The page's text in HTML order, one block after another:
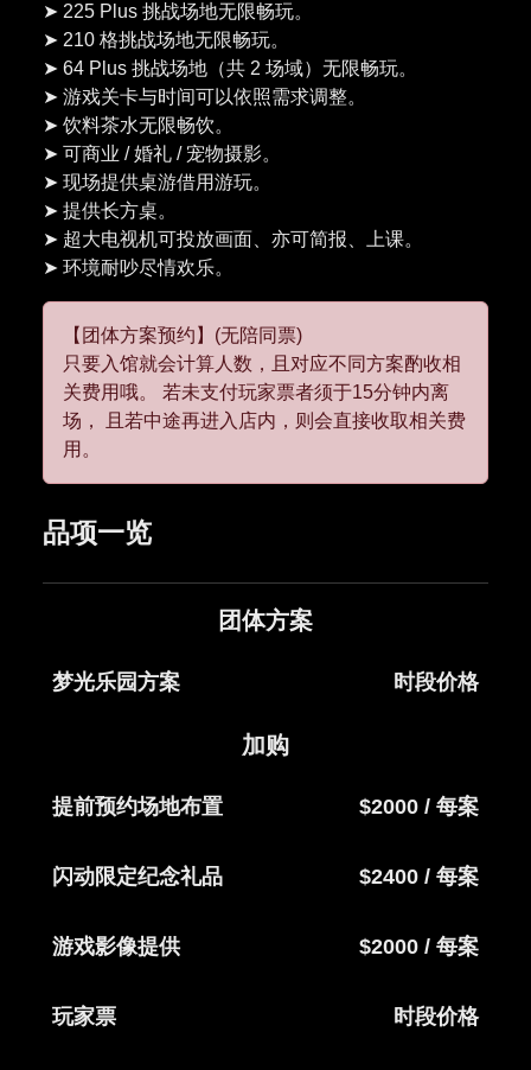
➤ 225 Plus 挑战场地无限畅玩。
➤ 210 格挑战场地无限畅玩。
➤ 64 Plus 挑战场地（共 2 场域）无限畅玩。
➤ 游戏关卡与时间可以依照需求调整。
➤ 饮料茶水无限畅饮。
➤ 可商业 / 婚礼 / 宠物摄影。
➤ 现场提供桌游借用游玩。
➤ 提供长方桌。
➤ 超大电视机可投放画面、亦可简报、上课。
【团体方案预约】(无陪同票)
只要入馆就会计算人数，且对应不同方案酌收相
关费用哦。 若未支付玩家票者须于15分钟内离
场， 且若中途再进入店内，则会直接收取相关费
用。
品项一览
团体方案
梦光乐园方案 时段价格
加购
提前预约场地布置 $2000 / 每案
闪动限定纪念礼品 $2400 / 每案
游戏影像提供 $2000 / 每案
玩家票 时段价格